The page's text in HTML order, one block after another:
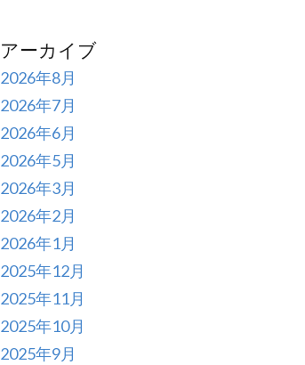
アーカイブ
2026年8月
2026年7月
2026年6月
2026年5月
2026年3月
2026年2月
2026年1月
2025年12月
2025年11月
2025年10月
2025年9月